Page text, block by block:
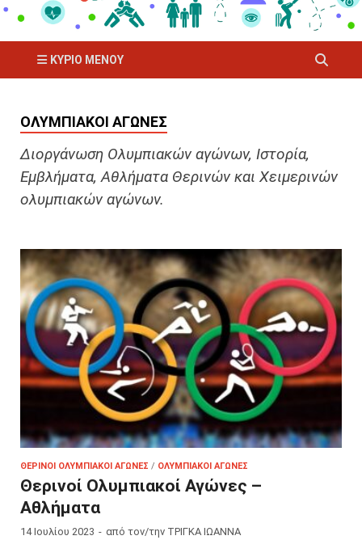
ΚΎΡΙΟ ΜΕΝΟΎ
ΟΛΥΜΠΙΑΚΟΊ ΑΓΏΝΕΣ
Διοργάνωση Ολυμπιακών αγώνων, Ιστορία,
Εμβλήματα, Αθλήματα Θερινών και Χειμερινών
ολυμπιακών αγώνων.
ΘΕΡΙΝΟΊ ΟΛΥΜΠΙΑΚΟΊ ΑΓΏΝΕΣ / ΟΛΥΜΠΙΑΚΟΊ ΑΓΏΝΕΣ
Θερινοί Ολυμπιακοί Αγώνες –
Αθλήματα
14 Ιουλίου 2023 - από τον/την ΤΡΙΓΚΑ ΙΩΑΝΝΑ